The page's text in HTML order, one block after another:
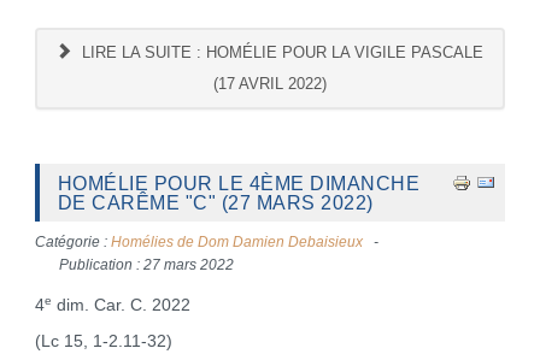
LIRE LA SUITE : HOMÉLIE POUR LA VIGILE PASCALE
(17 AVRIL 2022)
HOMÉLIE POUR LE 4ÈME DIMANCHE
DE CARÊME "C" (27 MARS 2022)
Catégorie : Homélies de Dom Damien Debaisieux
Publication : 27 mars 2022
4e dim. Car. C. 2022
(Lc 15, 1-2.11-32)